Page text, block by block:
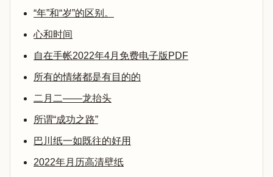
“年”和“岁”的区别。
心和时间
自在手帐2022年4月免费电子版PDF
所有的情绪都是有目的的
二月二——龙抬头
所谓“成功之路”
巴川纸一如既往的好用
2022年月历高清壁纸